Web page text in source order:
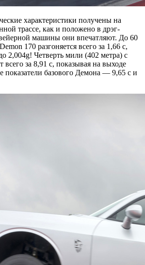
характеристики получены на
трассе, как и положено в дрэг-
машины они впечатляют. До 60
170 разгоняется всего за 1,66 с,
2,004g! Четверть мили (402 метра) с
всего за 8,91 с, показывая на выходе
показатели базового Демона — 9,65 с и